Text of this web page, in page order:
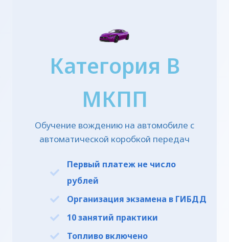
Категория B
МКПП
Обучение вождению на автомобиле с
автоматической коробкой передач
Первый платеж не число
рублей
Организация экзамена в ГИБДД
10 занятий практики
Топливо включено